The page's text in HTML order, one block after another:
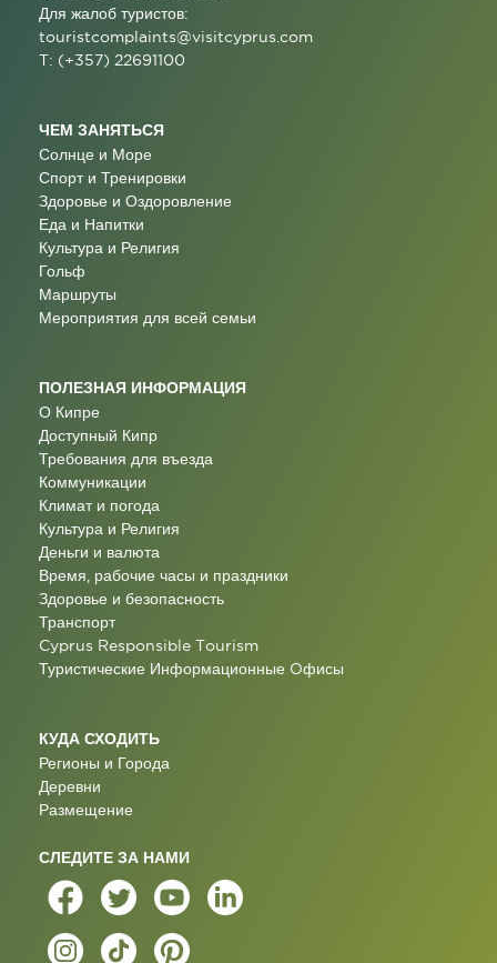
Для жалоб туристов:
touristcomplaints@visitcyprus.com
T: (+357) 22691100
ЧЕМ ЗАНЯТЬСЯ
Солнце и Море
Спорт и Тренировки
Здоровье и Оздоровление
Еда и Напитки
Культура и Религия
Гольф
Маршруты
Мероприятия для всей семьи
ПОЛЕЗНАЯ ИНФОРМАЦИЯ
О Кипре
Доступный Кипр
Требования для въезда
Коммуникации
Климат и погода
Культура и Религия
Деньги и валюта
Время, рабочие часы и праздники
Здоровье и безопасность
Транспорт
Cyprus Responsible Tourism
Туристические Информационные Oфисы
КУДА СХОДИТЬ
Регионы и Города
Деревни
Размещение
СЛЕДИТЕ ЗА НАМИ